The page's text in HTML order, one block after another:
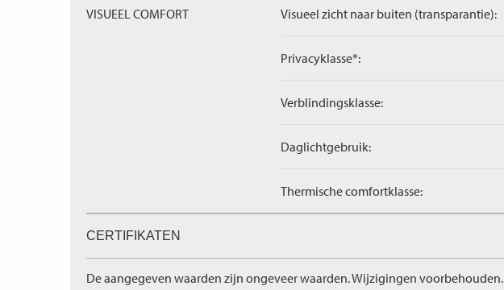
VISUEEL COMFORT Visueel zicht naar buiten (transparantie):
Privacyklasse*:
Verblindingsklasse:
Daglichtgebruik:
Thermische comfortklasse:
CERTIFIKATEN
De aangegeven waarden zijn ongeveer waarden. Wijzigingen voorbehouden.